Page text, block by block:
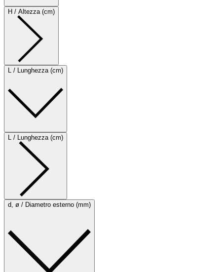
H / Altezza (cm)
L / Lunghezza (cm)
L / Lunghezza (cm)
d, ø / Diametro esterno (mm)